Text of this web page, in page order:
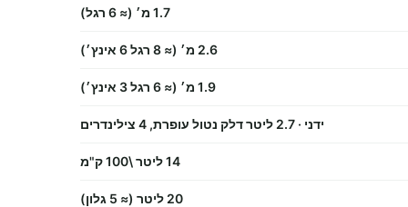
1.7 מ׳ (≈ 6 רגל)
2.6 מ׳ (≈ 8 רגל 6 אינץ׳)
1.9 מ׳ (≈ 6 רגל 3 אינץ׳)
ידני · 2.7 ליטר דלק נטול עופרת, 4 צילינדרים
14 ליטר \100 ק"מ
20 ליטר (≈ 5 גלון)